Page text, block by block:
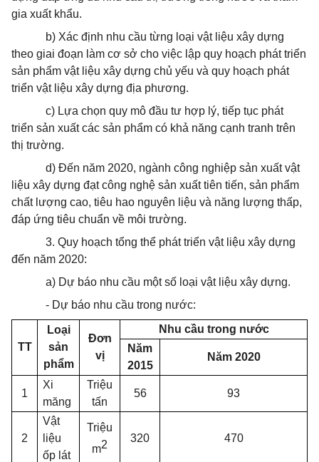
gia xuất khẩu.
b) Xác định nhu cầu từng loại vật liệu xây dựng
theo giai đoạn làm cơ sở cho việc lập quy hoạch phát triển
sản phẩm vật liệu xây dựng chủ yếu và quy hoạch phát
triển vật liệu xây dựng địa phương.
c) Lựa chọn quy mô đầu tư hợp lý, tiếp tục phát
triển sản xuất các sản phẩm có khả năng cạnh tranh trên
thị trường.
d) Đến năm 2020, ngành công nghiệp sản xuất vật
liệu xây dựng đạt công nghệ sản xuất tiên tiến, sản phẩm
chất lượng cao, tiêu hao nguyên liệu và năng lượng thấp,
đáp ứng tiêu chuẩn về môi trường.
3. Quy hoạch tổng thể phát triển vật liệu xây dựng
đến năm 2020:
a) Dự báo nhu cầu một số loại vật liệu xây dựng.
- Dự báo nhu cầu trong nước:
TT
Loại
sản
phẩm
Đơn
vị
Nhu cầu trong nước
Năm
2015
Năm 2020
1
Xi
măng
Triệu
tấn
56 93
2
Vật
liệu
ốp lát
Triệu
m2
320 470